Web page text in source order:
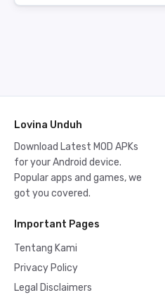
Lovina Unduh
Download Latest MOD APKs
for your Android device.
Popular apps and games, we
got you covered.
Important Pages
Tentang Kami
Privacy Policy
Legal Disclaimers